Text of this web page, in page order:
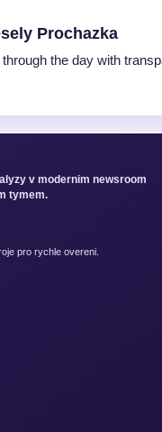
Prochazka
the day with
v modernim newsroom
tymem.
pro rychle overeni.